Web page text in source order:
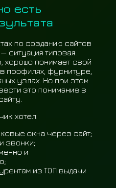
есть
по созданию сайтов
ситуация типовая.
хорошо понимает свой
профилях, фурнитуре,
узлах. Но при этом
это понимание в
хотел:
окна через сайт;
звонки;
и
из ТОП выдачи